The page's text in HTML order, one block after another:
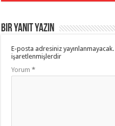
Bir yanıt yazın
E-posta adresiniz yayınlanmayacak.
işaretlenmişlerdir
Yorum*